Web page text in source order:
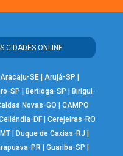
CIDADES ONLINE
Aracaju-SE| Arujá-SP
SP Bertioga-SP
Birigui-
Novas-GO |CAMPO
DF| Cerejeiras-RO
| Duque de Caxias-RJ
PR |Guariba-SP